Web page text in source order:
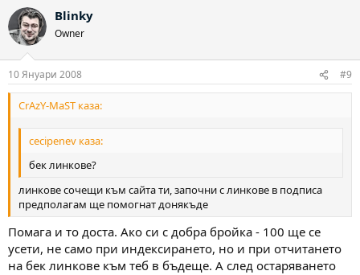
Blinky
Owner
10 Януари 2008 #9
CrAzY-MaST каза:
cecipenev каза:
бек линкове?
линкове сочещи към сайта ти, започни с линкове в подписа
предполагам ще помогнат донякъде
Помага и то доста. Ако си с добра бройка - 100 ще се
усети, не само при индексирането, но и при отчитането
на бек линкове към теб в бъдеще. А след остаряването